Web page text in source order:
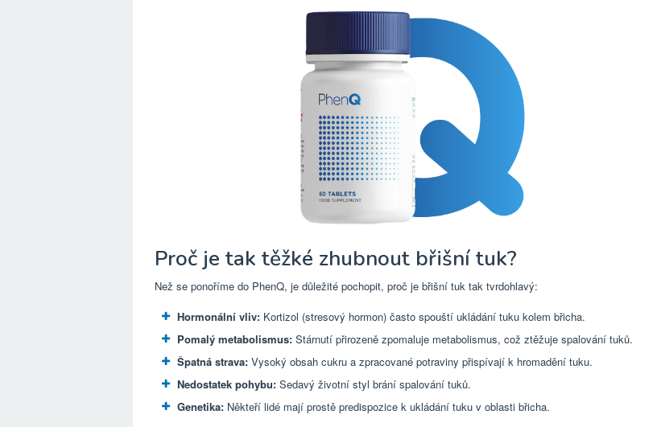
Proč je tak těžké zhubnout břišní tuk?
Než se ponoříme do PhenQ, je důležité pochopit, proč je břišní tuk tak tvrdohlavý:
Hormonální vliv: Kortizol (stresový hormon) často spouští ukládání tuku kolem břicha.
Pomalý metabolismus: Stárnutí přirozeně zpomaluje metabolismus, což ztěžuje spalování tuků.
Špatná strava: Vysoký obsah cukru a zpracované potraviny přispívají k hromadění tuku.
Nedostatek pohybu: Sedavý životní styl brání spalování tuků.
Genetika: Někteří lidé mají prostě predispozice k ukládání tuku v oblasti břicha.